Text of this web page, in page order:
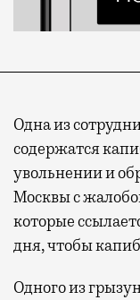
Одна из
содержатся
увольнении и
Москвы с
которые
дня, чтобы
Одного из